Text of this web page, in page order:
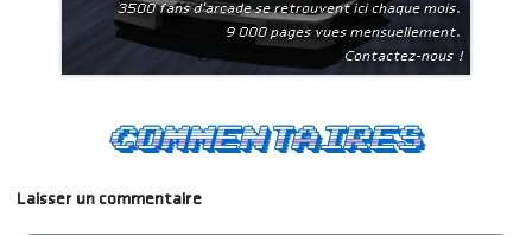
3500 fans d'arcade se retrouvent ici chaque mois.
9 000 pages vues mensuellement.
Contactez-nous !
Commentaires
Laisser un commentaire